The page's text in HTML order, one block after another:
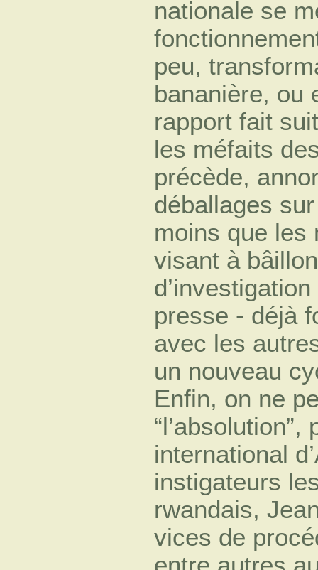
nationale se
peu,
bananière, ou
rapport fait
les méfaits
précède,
déballages
moins que les
visant à
presse - déjà
avec les
un nouveau
Enfin, on ne
international
instigateurs
rwandais,
vices de